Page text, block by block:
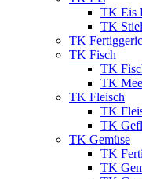
TK Eis
TK
TK
TK Fisch
TK
TK
TK Fleisch
TK
TK
TK Gemüse
TK
TK